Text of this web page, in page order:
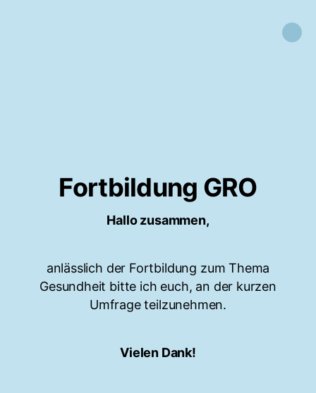
Fortbildung GRO
Hallo zusammen,
anlässlich der Fortbildung zum Thema
Gesundheit bitte ich euch, an der kurzen
Umfrage teilzunehmen.
Vielen Dank!